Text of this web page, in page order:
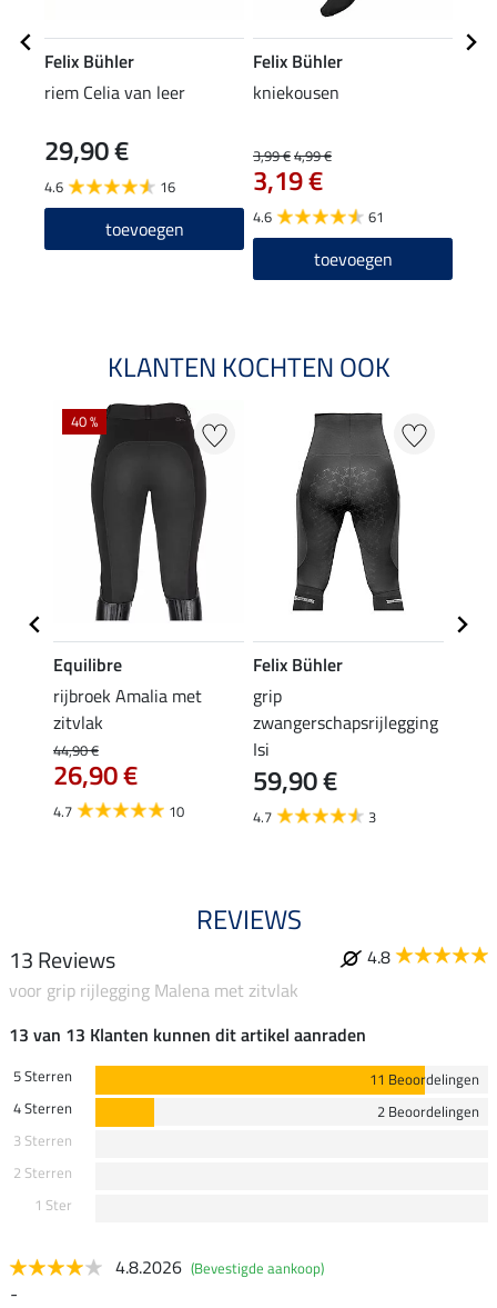
Felix Bühler
riem Celia van leer
29,90 €
4.6 16
toevoegen
Felix Bühler
kniekousen
3,99 €4,99 €
3,19 €
4.6 61
toevoegen
KLANTEN KOCHTEN OOK
40 %
Equilibre
rijbroek Amalia met
zitvlak
44,90 €
26,90 €
4.7 10
Felix Bühler
grip
zwangerschapsrijlegging
Isi
59,90 €
4.7 3
REVIEWS
13 Reviews
4.8
voor grip rijlegging Malena met zitvlak
13 van 13 Klanten kunnen dit artikel aanraden
5 Sterren
11 Beoordelingen
4 Sterren
2 Beoordelingen
3 Sterren
2 Sterren
1 Ster
4.8.2026 (Bevestigde aankoop)
-